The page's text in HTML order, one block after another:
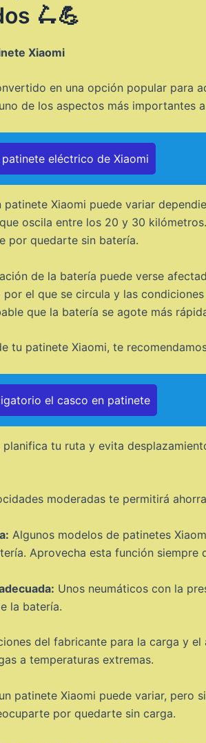
🛴💪
Xiaomi
en una opción popular para
de los aspectos más importantes
eléctrico de Xiaomi
Xiaomi puede variar
oscila entre los 20 y 30
por quedarte sin batería.
de la batería puede verse
el que se circula y las
que la batería se agote más
tu patinete Xiaomi, te
el casco en patinete
planifica tu ruta y evita
moderadas te permitirá
Algunos modelos de patinetes
Aprovecha esta función siempre
Unos neumáticos con la
la batería.
del fabricante para la carga y
a temperaturas extremas.
patinete Xiaomi puede variar,
por quedarte sin carga.